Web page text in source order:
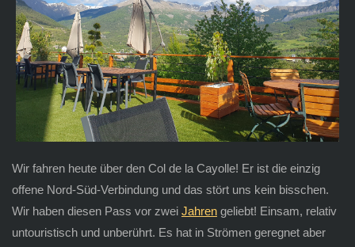
Wir fahren heute über den Col de la Cayolle! Er ist die einzig
offene Nord-Süd-Verbindung und das stört uns kein bisschen.
Wir haben diesen Pass vor zwei Jahrengeliebt! Einsam, relativ
untouristisch und unberührt. Es hat in Strömen geregnet aber